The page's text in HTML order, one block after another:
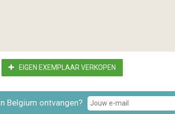
EIGEN EXEMPLAAR VERKOPEN
Belgium ontvangen?